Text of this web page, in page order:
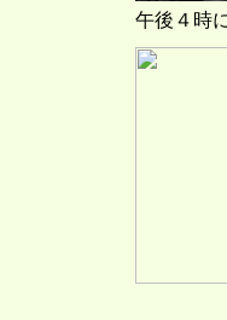
午後４時